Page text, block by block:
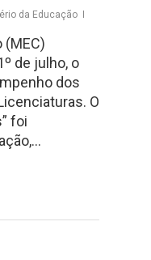
da Educação
(MEC)
de julho, o
dos
O
foi